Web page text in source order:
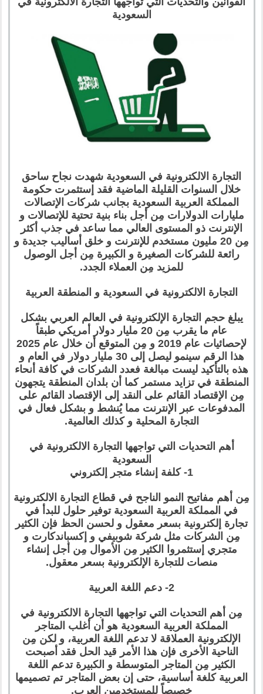
السعودية
التجارة الالكترونية في السعودية شهدت نجاح ساحق
خلال السنوات القليلة الماضية فقد إستثمرت حكومة
المملكة العربية السعودية بجانب شركات الإتصالات
مليارات الدولارات مِن أجل بناء بنية تحتية للإتصالات و
الإنترنت ذو المستوى العالي مما ساعد في جذب أكثر
مِن 20 مليون مستخدم للإنترنت و خلق أساليب جديدة و
رائعة للشركات الصغيرة و الكبيرة مِن أجل الوصول
للمزيد مِن العملاء الجدد.
التجارة الالكترونية في السعودية و المنطقة العربية
يبلغ حجم التجارة الإلكترونية في العالم العربي بشكل
عام ما يقرب مِن 20 مليار دولار أمريكي طبقاً
لإحصائيات عام 2019 و مِن المتوقع أن خلال عام 2025
هذا الرقم سينمو ليصل إلى 30 مليار دولار في العام و
هذه بالتأكيد ليست مبالغة فعدد الشركات في كافة أنحاء
المنطقة في تزايد مستمر كما أن بلدان المنطقة يتجهون
مِن الإقتصاد القائم على النقد إلى الإقتصاد القائم على
المدفوعات عبر الإنترنت مما يُنشط و بشكل فعال في
التجارة المحلية و كذلك العالمية.
أهم التحديات التي تواجهها التجارة الالكترونية في
السعودية
1- كلفة إنشاء متجر إلكتروني
مِن أهم مفاتيح النمو الناجح في قطاع التجارة الالكترونية
في المملكة العربية السعودية توفير حلول للبدأ في
تجارة إلكترونية بسعر معقول و لحسن الحظ فإن الكثير
مِن الشركات مثل شركة شوبيفي و إكسباندكارت و
متجري إستثمروا الكثير مِن الأموال مِن أجل إنشاء
منصات للتجارة الإلكترونية بسعر معقول.
2- دعم اللغة العربية
مِن أهم التحديات التي تواجهها التجارة الالكترونية في
المملكة العربية السعودية هو أن أغلب المتاجر
الإلكترونية العملاقة لا تدعم اللغة العربية، و لكن مِن
الناحية الأخرى فإن هذا الأمر قيد الحل فقد أصبحت
الكثير مِن المتاجر المتوسطة و الكبيرة تدعم اللغة
العربية كلغة أساسية، حتى إن بعض المتاجر تم تصميمها
خصيصاً للمستخدمين العرب.